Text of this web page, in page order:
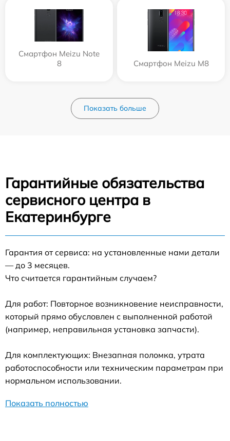
Смартфон Meizu Note
8
Смартфон Meizu M8
Показать больше
Гарантийные обязательства
сервисного центра в
Екатеринбурге
Гарантия от сервиса: на установленные нами детали
— до 3 месяцев.
Что считается гарантийным случаем?
Для работ: Повторное возникновение неисправности,
который прямо обусловлен с выполненной работой
(например, неправильная установка запчасти).
Для комплектующих: Внезапная поломка, утрата
работоспособности или техническим параметрам при
нормальном использовании.
Показать полностью